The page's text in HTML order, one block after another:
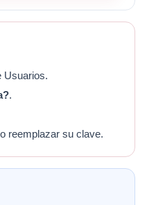
Usuarios.
.
reemplazar su clave.